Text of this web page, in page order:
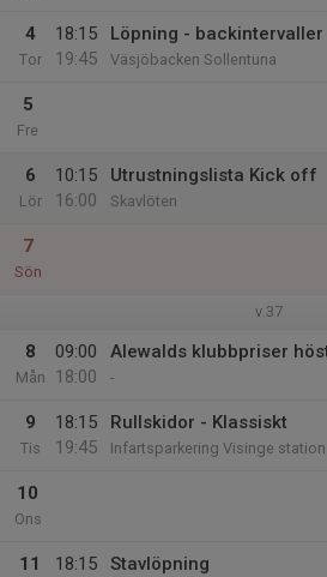
4
Tor
18:15
19:45
Löpning - backintervaller
Väsjöbacken Sollentuna
5
Fre
6
Lör
10:15
16:00
Utrustningslista Kick off
Skavlöten
7
Sön
v.37
8
Mån
09:00
18:00
Alewalds klubbpriser
-
9
Tis
18:15
19:45
Rullskidor - Klassiskt
Infartsparkering Visinge station
10
Ons
11
18:15
Stavlöpning